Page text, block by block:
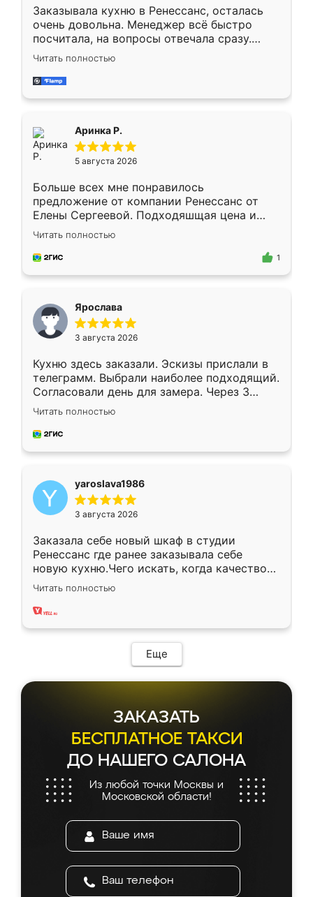
Заказывала кухню в Ренессанс, осталась
очень довольна. Менеджер всё быстро
посчитала, на вопросы отвечала сразу.
Замерщик приехал в субботу, подошёл к
делу со всей ответственностью. Собрали
за день, ребята работали аккуратно, даже
Читать полностью
Аринка Р.
5 августа 2026
Больше всех мне понравилось
предложение от компании Ренессанс от
Елены Сергеевой. Подходяшщая цена и
короткие сроки изготовления. Приехавший
для замера сотрудник Владислав
предложил по моему эскизу самый
Читать полностью
1
Ярослава
3 августа 2026
Кухню здесь заказали. Эскизы прислали в
телеграмм. Выбрали наиболее подходящий.
Согласовали день для замера. Через 3
недели кухня была уже готова. Остались
довольны работой. Спасибо Ренессанс
мебель за качественную работу!
Читать полностью
yaroslava1986
3 августа 2026
Заказала себе новый шкаф в студии
Ренессанс где ранее заказывала себе
новую кухню.Чего искать, когда качеством
вполне довольна. Служит кухня уже почти
два года, нареканий нет.
Читать полностью
Еще
ЗАКАЗАТЬ
БЕСПЛАТНОЕ ТАКСИ
ДО НАШЕГО САЛОНА
Из любой точки Москвы и
Московской области!